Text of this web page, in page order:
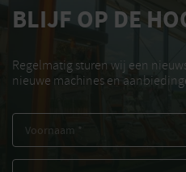
BLIJF OP DE
Regelmatig sturen wij een
nieuwe machines en